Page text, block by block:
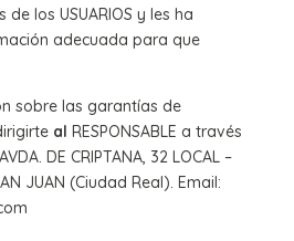
los USUARIOS y les ha
adecuada para que
sobre las garantías de
al RESPONSABLE a través
DE CRIPTANA, 32 LOCAL –
JUAN (Ciudad Real). Email: